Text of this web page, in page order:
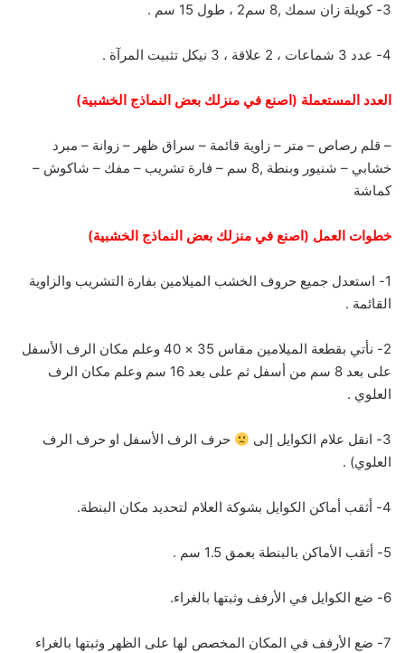
3- كويلة زان سمك ,8 سم2 ، طول 15 سم .
4- عدد 3 شماعات ، 2 علاقة ، 3 نيكل تثبيت المرآة .
العدد المستعملة (اصنع في منزلك بعض النماذج الخشبية)
– قلم رصاص – متر – زاوية قائمة – سراق ظهر – زوانة – مبرد
خشابي – شنيور وبنطة ,8 سم – فارة تشريب – مفك – شاكوش –
كماشة
خطوات العمل (اصنع في منزلك بعض النماذج الخشبية)
1- استعدل جميع حروف الخشب الميلامين بفارة التشريب والزاوية
القائمة .
2- نأتي بقطعة الميلامين مقاس 35 × 40 وعلم مكان الرف الأسفل
على بعد 8 سم من أسفل ثم على بعد 16 سم وعلم مكان الرف
العلوي .
3- انقل علام الكوايل إلى
حرف الرف الأسفل او حرف الرف
العلوي) .
4- أثقب أماكن الكوايل بشوكة العلام لتحديد مكان البنطة.
5- أثقب الأماكن بالبنطة بعمق 1.5 سم .
6- ضع الكوايل في الأرفف وثبتها بالغراء.
7- ضع الأرفف في المكان المخصص لها على الظهر وثبتها بالغراء